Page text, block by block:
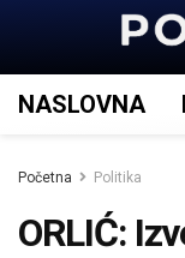
NASLOVNA
Početna Politika
ORLIĆ: